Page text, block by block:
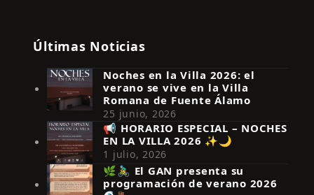
Síguenos en Instagram
Últimas Noticias
Noches en la Villa 2026: el
verano se vive en la Villa
Romana de Fuente Álamo
25 junio, 2026
📢 HORARIO ESPECIAL – NOCHES
EN LA VILLA 2026 ✨🌙
1 julio, 2026
🌿🚴‍♂️ El GAN presenta su
programación de verano 2026